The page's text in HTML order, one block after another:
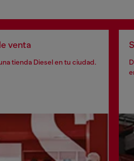
venta
tienda Diesel en tu ciudad.